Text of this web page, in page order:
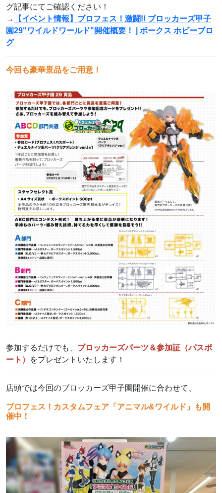
グ記事にてご確認ください！
→
【イベント情報】ブロフェス！激闘!! ブロッカーズ甲子
園29"ワイルドワールド"開催概要！ | ボークス ホビーブロ
グ
今回も豪華景品をご用意！
参加するだけでも、 ブロッカーズパーツ＆参加証（パスポ
ート ） をプレゼントいたします！
店頭では今回のブロッカーズ甲子園開催に合わせて、
ブロフェス！カスタムフェア「アニマル&ワイルド」も開
催中！